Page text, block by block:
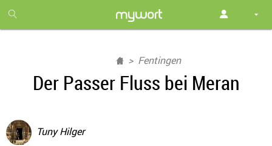
month
free
Fentingen
Der Passer Fluss bei Meran
Tuny Hilger